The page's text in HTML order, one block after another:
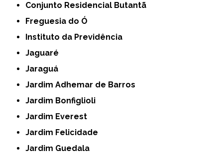
Conjunto Residencial Butantã
Freguesia do Ó
Instituto da Previdência
Jaguaré
Jaraguá
Jardim Adhemar de Barros
Jardim Bonfiglioli
Jardim Everest
Jardim Felicidade
Jardim Guedala